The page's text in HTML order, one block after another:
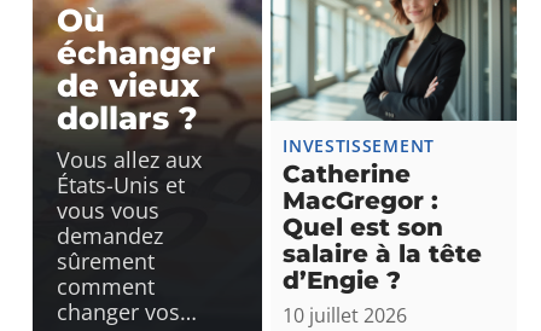
Où
échanger
de vieux
dollars ?
Vous allez aux
États-Unis et
vous vous
demandez
sûrement
comment
changer vos…
INVESTISSEMENT
Catherine
MacGregor :
Quel est son
salaire à la tête
d’Engie ?
10 juillet 2026